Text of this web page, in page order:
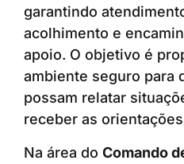
garantindo
acolhimento e
apoio. O objetivo é
ambiente seguro para
possam relatar
receber as
Na área do Comando